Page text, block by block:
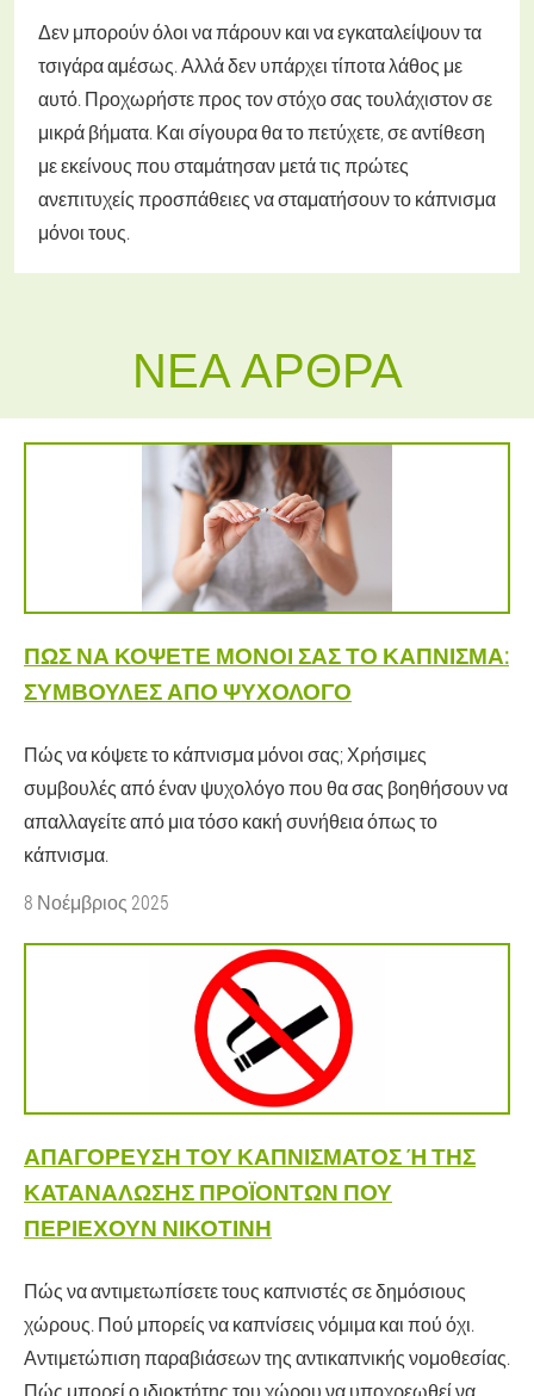
Δεν μπορούν όλοι να πάρουν και να εγκαταλείψουν τα
τσιγάρα αμέσως. Αλλά δεν υπάρχει τίποτα λάθος με
αυτό. Προχωρήστε προς τον στόχο σας τουλάχιστον σε
μικρά βήματα. Και σίγουρα θα το πετύχετε, σε αντίθεση
με εκείνους που σταμάτησαν μετά τις πρώτες
ανεπιτυχείς προσπάθειες να σταματήσουν το κάπνισμα
μόνοι τους.
ΝΈΑ ΆΡΘΡΑ
ΠΏΣ ΝΑ ΚΌΨΕΤΕ ΜΌΝΟΙ ΣΑΣ ΤΟ ΚΆΠΝΙΣΜΑ:
ΣΥΜΒΟΥΛΈΣ ΑΠΌ ΨΥΧΟΛΌΓΟ
Πώς να κόψετε το κάπνισμα μόνοι σας; Χρήσιμες
συμβουλές από έναν ψυχολόγο που θα σας βοηθήσουν να
απαλλαγείτε από μια τόσο κακή συνήθεια όπως το
κάπνισμα.
8 Νοέμβριος 2025
ΑΠΑΓΌΡΕΥΣΗ ΤΟΥ ΚΑΠΝΊΣΜΑΤΟΣ Ή ΤΗΣ Κ
ΑΤΑΝΆΛΩΣΗΣ ΠΡΟΪΌΝΤΩΝ ΠΟΥ Π
ΕΡΙΈΧΟΥΝ ΝΙΚΟΤΊΝΗ
Πώς να αντιμετωπίσετε τους καπνιστές σε δημόσιους
χώρους. Πού μπορείς να καπνίσεις νόμιμα και πού όχι.
Αντιμετώπιση παραβιάσεων της αντικαπνικής νομοθεσίας.